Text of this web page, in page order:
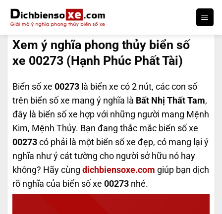
qua
nội
dungXem ý nghĩa phong thủy biển số
xe 00273 (Hạnh Phúc Phất Tài)
Biển số xe 00273 là biển xe có 2 nút, các con số
trên biển số xe mang ý nghĩa là Bất Nhị Thất Tam,
đây là biển số xe hợp với những người mang Mệnh
Kim, Mệnh Thủy. Bạn đang thắc mắc biển số xe
00273 có phải là một biển số xe đẹp, có mang lại ý
nghĩa như ý cát tường cho người sở hữu nó hay
không? Hãy cùng dichbiensoxe.com giúp bạn dịch
rõ nghĩa của biển số xe 00273 nhé.